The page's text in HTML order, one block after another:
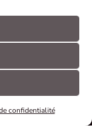
confidentialité
Préférences
Déclaration